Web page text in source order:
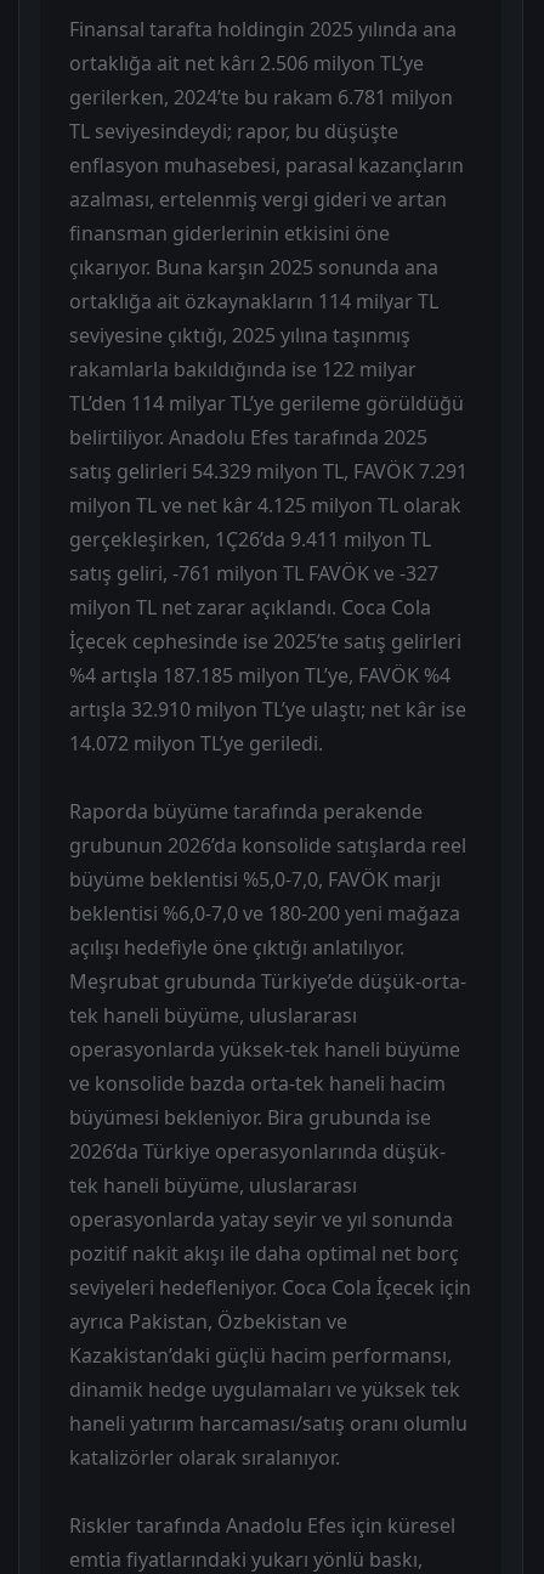
Finansal tarafta holdingin 2025 yılında ana
ortaklığa ait net kârı 2.506 milyon TL’ye
gerilerken, 2024’te bu rakam 6.781 milyon
TL seviyesindeydi; rapor, bu düşüşte
enflasyon muhasebesi, parasal kazançların
azalması, ertelenmiş vergi gideri ve artan
finansman giderlerinin etkisini öne
çıkarıyor. Buna karşın 2025 sonunda ana
ortaklığa ait özkaynakların 114 milyar TL
seviyesine çıktığı, 2025 yılına taşınmış
rakamlarla bakıldığında ise 122 milyar
TL’den 114 milyar TL’ye gerileme görüldüğü
belirtiliyor. Anadolu Efes tarafında 2025
satış gelirleri 54.329 milyon TL, FAVÖK 7.291
milyon TL ve net kâr 4.125 milyon TL olarak
gerçekleşirken, 1Ç26’da 9.411 milyon TL
satış geliri, -761 milyon TL FAVÖK ve -327
milyon TL net zarar açıklandı. Coca Cola
İçecek cephesinde ise 2025’te satış gelirleri
%4 artışla 187.185 milyon TL’ye, FAVÖK %4
artışla 32.910 milyon TL’ye ulaştı; net kâr ise
14.072 milyon TL’ye geriledi.
Raporda büyüme tarafında perakende
grubunun 2026’da konsolide satışlarda reel
büyüme beklentisi %5,0-7,0, FAVÖK marjı
beklentisi %6,0-7,0 ve 180-200 yeni mağaza
açılışı hedefiyle öne çıktığı anlatılıyor.
Meşrubat grubunda Türkiye’de düşük-orta-
tek haneli büyüme, uluslararası
operasyonlarda yüksek-tek haneli büyüme
ve konsolide bazda orta-tek haneli hacim
büyümesi bekleniyor. Bira grubunda ise
2026’da Türkiye operasyonlarında düşük-
tek haneli büyüme, uluslararası
operasyonlarda yatay seyir ve yıl sonunda
pozitif nakit akışı ile daha optimal net borç
seviyeleri hedefleniyor. Coca Cola İçecek için
ayrıca Pakistan, Özbekistan ve
Kazakistan’daki güçlü hacim performansı,
dinamik hedge uygulamaları ve yüksek tek
haneli yatırım harcaması/satış oranı olumlu
katalizörler olarak sıralanıyor.
Riskler tarafında Anadolu Efes için küresel
emtia fiyatlarındaki yukarı yönlü baskı,